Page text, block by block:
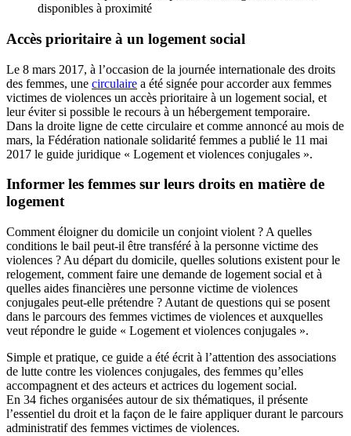
disponibles à proximité
Accès prioritaire à un logement social
Le 8 mars 2017, à l’occasion de la journée internationale des droits
des femmes, une circulaire a été signée pour accorder aux femmes
victimes de violences un accès prioritaire à un logement social, et
leur éviter si possible le recours à un hébergement temporaire.
Dans la droite ligne de cette circulaire et comme annoncé au mois de
mars, la Fédération nationale solidarité femmes a publié le 11 mai
2017 le guide juridique « Logement et violences conjugales ».
Informer les femmes sur leurs droits en matière de
logement
Comment éloigner du domicile un conjoint violent ? A quelles
conditions le bail peut-il être transféré à la personne victime des
violences ? Au départ du domicile, quelles solutions existent pour le
relogement, comment faire une demande de logement social et à
quelles aides financières une personne victime de violences
conjugales peut-elle prétendre ? Autant de questions qui se posent
dans le parcours des femmes victimes de violences et auxquelles
veut répondre le guide « Logement et violences conjugales ».
Simple et pratique, ce guide a été écrit à l’attention des associations
de lutte contre les violences conjugales, des femmes qu’elles
accompagnent et des acteurs et actrices du logement social.
En 34 fiches organisées autour de six thématiques, il présente
l’essentiel du droit et la façon de le faire appliquer durant le parcours
administratif des femmes victimes de violences.